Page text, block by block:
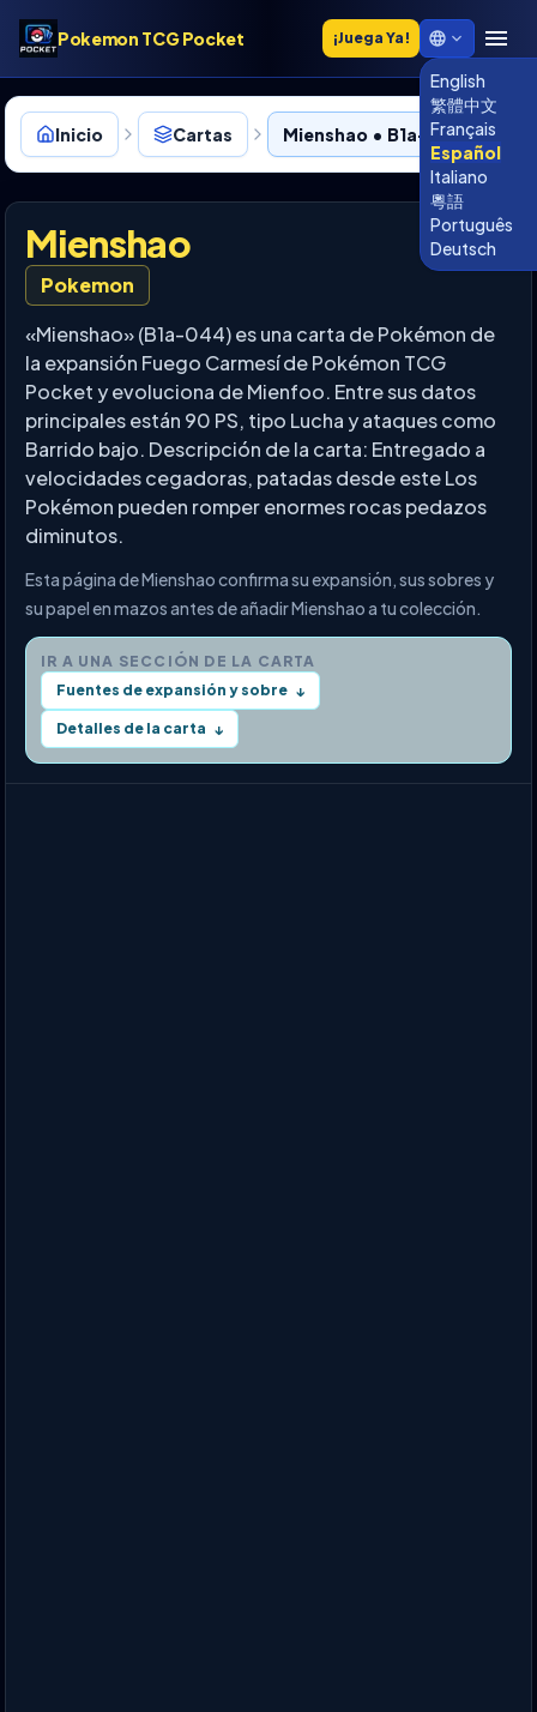
Pokemon TCG Pocket ¡Juega Ya!
English
繁體中文
Français
Español
Italiano
粵語
Português
Deutsch
Inicio Cartas Mienshao • B1a-044
Mienshao
Pokemon
«Mienshao» (B1a-044) es una carta de Pokémon de
la expansión Fuego Carmesí de Pokémon TCG
Pocket y evoluciona de Mienfoo. Entre sus datos
principales están 90 PS, tipo Lucha y ataques como
Barrido bajo. Descripción de la carta: Entregado a
velocidades cegadoras, patadas desde este Los
Pokémon pueden romper enormes rocas pedazos
diminutos.
Esta página de Mienshao confirma su expansión, sus sobres y
su papel en mazos antes de añadir Mienshao a tu colección.
IR A UNA SECCIÓN DE LA CARTA
Fuentes de expansión y sobre ↓
Detalles de la carta ↓